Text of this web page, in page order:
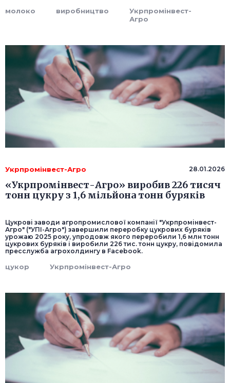
молоко виробництво
Укрпромінвест-
Агро
Укрпромінвест-Агро 28.01.2026
«Укрпромінвест-Агро» виробив 226 тисяч
тонн цукру з 1,6 мільйона тонн буряків
Цукрові заводи агропромислової компанії "Укрпромінвест-
Агро" ("УПІ-Агро") завершили переробку цукрових буряків
урожаю 2025 року, упродовж якого переробили 1,6 млн тонн
цукрових буряків і виробили 226 тис. тонн цукру, повідомила
пресслужба агрохолдингу в Facebook.
цукор Укрпромінвест-Агро